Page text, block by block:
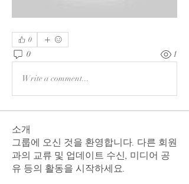
0
0 1
Write a comment...
소개
그룹에 오신 것을 환영합니다. 다른 회원
과의 교류 및 업데이트 수신, 미디어 공
유 등의 활동을 시작하세요.